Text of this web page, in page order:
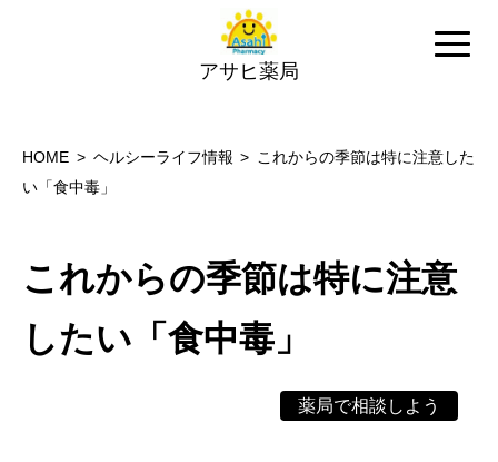
アサヒ薬局
HOME ヘルシーライフ情報
これからの季節は特に注意した
い「食中毒」
これからの季節は特に注意
したい「食中毒」
薬局で相談しよう